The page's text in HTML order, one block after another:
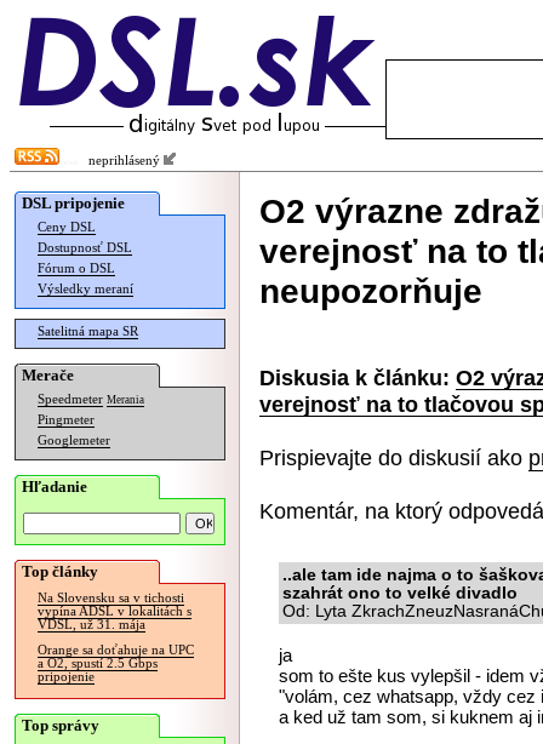
neprihlásený
DSL pripojenie
Ceny DSL
Dostupnosť DSL
Fórum o DSL
Výsledky meraní
Satelitná mapa SR
Merače
Speedmeter Merania
Pingmeter
Googlemeter
Hľadanie
Top články
Na Slovensku sa v tichosti
vypína ADSL v lokalitách s
VDSL, už 31. mája
Orange sa doťahuje na UPC
a O2, spustí 2.5 Gbps
pripojenie
Top správy
O2 výrazne
verejnosť na to
neupozorňuje
Diskusia k článku: O2
verejnosť na to tlačovou
Prispievajte do diskusií ako
Komentár, na ktorý
..ale tam ide najma o to
szahrát ono to velké divadlo
Od: Lyta
ja
som to ešte kus vylepšil - idem
"volám, cez whatsapp, vždy cez
a ked už tam som, si kuknem aj